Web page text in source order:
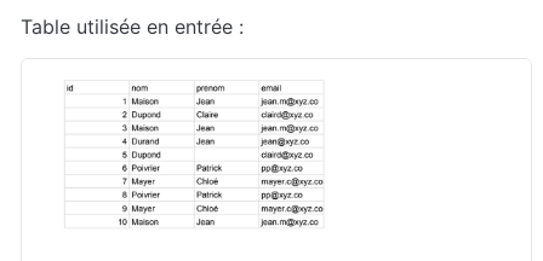
Table utilisée en entrée :